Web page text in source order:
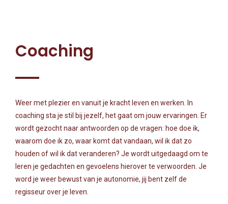
Coaching
Weer met plezier en vanuit je kracht leven en werken. In
coaching sta je stil bij jezelf, het gaat om jouw ervaringen. Er
wordt gezocht naar antwoorden op de vragen: hoe doe ik,
waarom doe ik zo, waar komt dat vandaan, wil ik dat zo
houden of wil ik dat veranderen? Je wordt uitgedaagd om te
leren je gedachten en gevoelens hierover te verwoorden. Je
word je weer bewust van je autonomie, jij bent zelf de
regisseur over je leven.